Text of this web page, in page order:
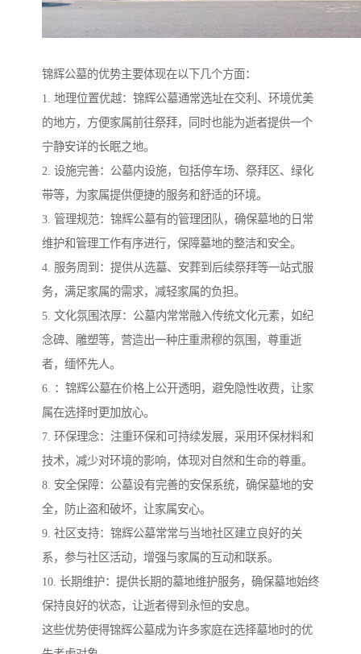
锦辉公墓的优势主要体现在以下几个方面：
1. 地理位置优越：锦辉公墓通常选址在交利、环境优美
的地方，方便家属前往祭拜，同时也能为逝者提供一个
宁静安详的长眠之地。
2. 设施完善：公墓内设施，包括停车场、祭拜区、绿化
带等，为家属提供便捷的服务和舒适的环境。
3. 管理规范：锦辉公墓有的管理团队，确保墓地的日常
维护和管理工作有序进行，保障墓地的整洁和安全。
4. 服务周到：提供从选墓、安葬到后续祭拜等一站式服
务，满足家属的需求，减轻家属的负担。
5. 文化氛围浓厚：公墓内常常融入传统文化元素，如纪
念碑、雕塑等，营造出一种庄重肃穆的氛围，尊重逝
者，缅怀先人。
6. ：锦辉公墓在价格上公开透明，避免隐性收费，让家
属在选择时更加放心。
7. 环保理念：注重环保和可持续发展，采用环保材料和
技术，减少对环境的影响，体现对自然和生命的尊重。
8. 安全保障：公墓设有完善的安保系统，确保墓地的安
全，防止盗和破坏，让家属安心。
9. 社区支持：锦辉公墓常常与当地社区建立良好的关
系，参与社区活动，增强与家属的互动和联系。
10. 长期维护：提供长期的墓地维护服务，确保墓地始终
保持良好的状态，让逝者得到永恒的安息。
这些优势使得锦辉公墓成为许多家庭在选择墓地时的优